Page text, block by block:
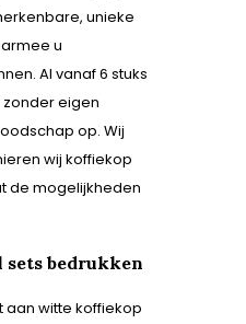
unieke
u
Al vanaf 6 stuks
eigen
op. Wij
wij koffiekop
de mogelijkheden
bedrukken
aan witte koffiekop